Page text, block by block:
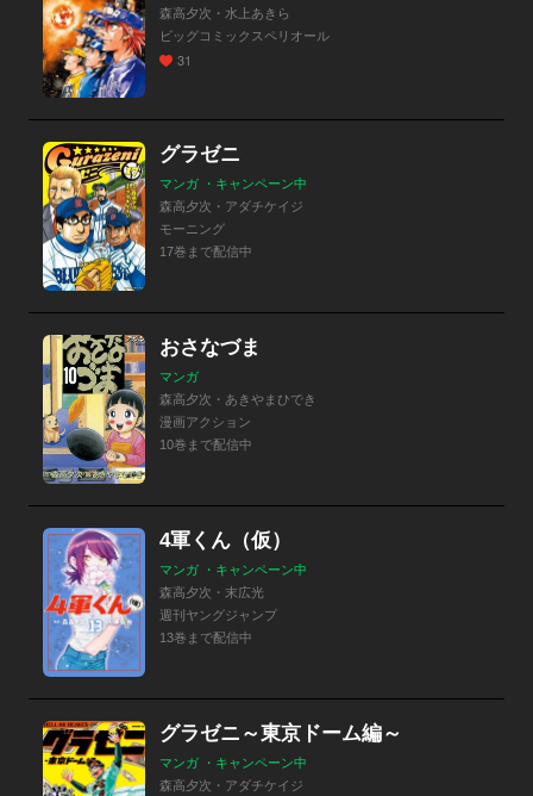
森高夕次・水上あきら
ビッグコミックスペリオール
31
グラゼニ
マンガ ・キャンペーン中
森高夕次・アダチケイジ
モーニング
17巻まで配信中
おさなづま
マンガ
森高夕次・あきやまひでき
漫画アクション
10巻まで配信中
4軍くん（仮）
マンガ ・キャンペーン中
森高夕次・末広光
週刊ヤングジャンプ
13巻まで配信中
グラゼニ～東京ドーム編～
マンガ ・キャンペーン中
森高夕次・アダチケイジ